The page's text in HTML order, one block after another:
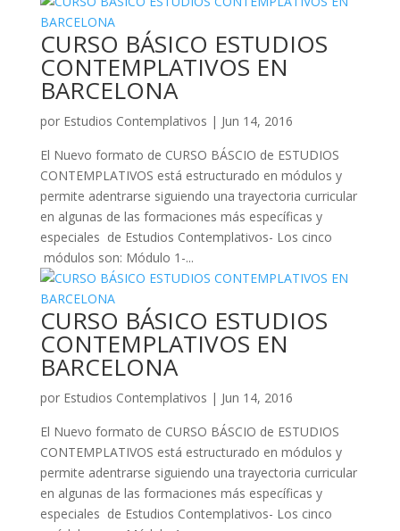
CURSO BÁSICO ESTUDIOS
CONTEMPLATIVOS EN
BARCELONA
por Estudios Contemplativos | Jun 14, 2016
El Nuevo formato de CURSO BÁSCIO de ESTUDIOS
CONTEMPLATIVOS está estructurado en módulos y
permite adentrarse siguiendo una trayectoria curricular
en algunas de las formaciones más específicas y
especiales de Estudios Contemplativos- Los cinco
módulos son: Módulo 1-...
CURSO BÁSICO ESTUDIOS
CONTEMPLATIVOS EN
BARCELONA
por Estudios Contemplativos | Jun 14, 2016
El Nuevo formato de CURSO BÁSCIO de ESTUDIOS
CONTEMPLATIVOS está estructurado en módulos y
permite adentrarse siguiendo una trayectoria curricular
en algunas de las formaciones más específicas y
especiales de Estudios Contemplativos- Los cinco